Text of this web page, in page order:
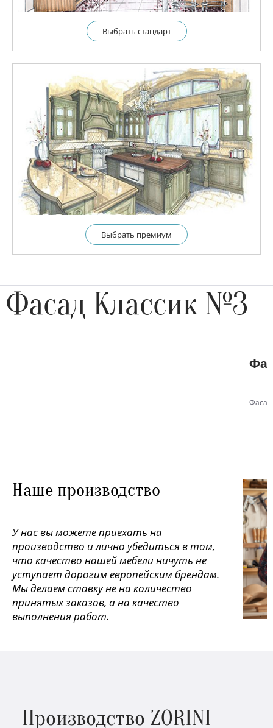
Выбрать cтандарт
Выбрать премиум
Фасад Классик №3
Наше производство
У нас вы можете приехать на
производство и лично убедиться в том,
что качество нашей мебели ничуть не
уступает дорогим европейским брендам.
Мы делаем ставку не на количество
принятых заказов, а на качество
выполнения работ.
Производство ZORINI